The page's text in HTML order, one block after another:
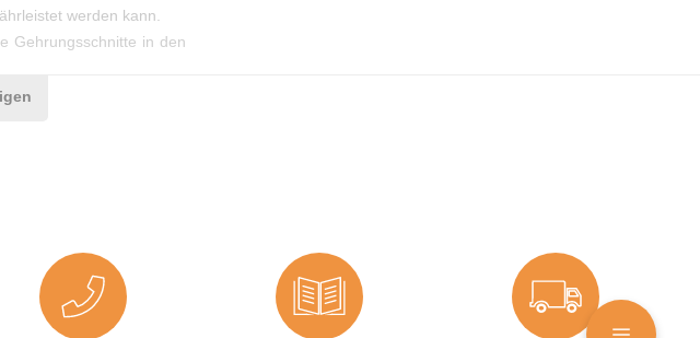
werden kann.
Gehrungsschnitte in den